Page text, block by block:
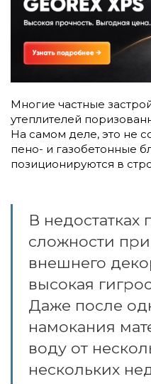
Многие частные
утеплителей
На самом деле, это не
пено- и газобетонные
позиционируются в
В недостатках
сложности
внешнего
высокая
Даже после
намокания
воду от
нескольких